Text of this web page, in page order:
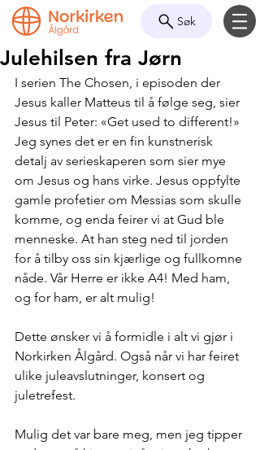
Søk
Julehilsen fra Jørn
I serien The Chosen, i episoden der
Jesus kaller Matteus til å følge seg, sier
Jesus til Peter: «Get used to different!»
Jeg synes det er en fin kunstnerisk
detalj av serieskaperen som sier mye
om Jesus og hans virke. Jesus oppfylte
gamle profetier om Messias som skulle
komme, og enda feirer vi at Gud ble
menneske. At han steg ned til jorden
for å tilby oss sin kjærlige og fullkomne
nåde. Vår Herre er ikke A4! Med ham,
og for ham, er alt mulig!
Dette ønsker vi å formidle i alt vi gjør i
Norkirken Ålgård. Også når vi har feiret
ulike juleavslutninger, konsert og
juletrefest.
Mulig det var bare meg, men jeg tipper